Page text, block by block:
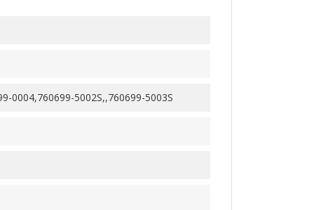
0004,760699-5002S,,760699-5003S